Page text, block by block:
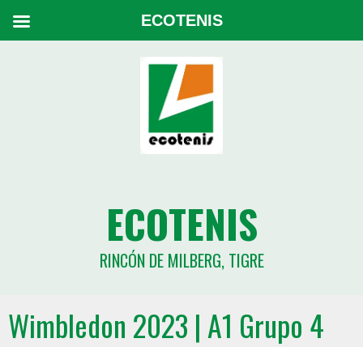
ECOTENIS
RINCÓN DE MILBERG, TIGRE
Wimbledon 2023 | A1 Grupo 4
ECOTENIS